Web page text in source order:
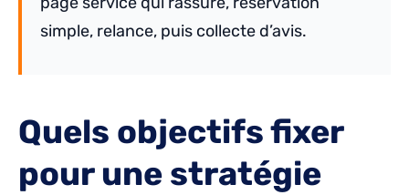
simple, relance, puis collecte d’avis.
Quels objectifs fixer
pour une stratégie